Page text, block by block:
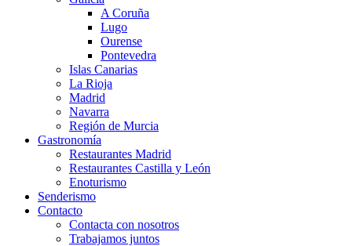
A Coruña
Lugo
Ourense
Pontevedra
Islas Canarias
La Rioja
Madrid
Navarra
Región de Murcia
Gastronomía
Restaurantes Madrid
Restaurantes Castilla y León
Enoturismo
Senderismo
Contacto
Contacta con nosotros
Trabajamos juntos